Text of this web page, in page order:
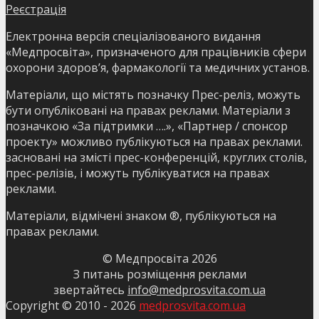
Реєстрація
Електронна версія спеціалізованого видання
«Медпросвіта», призначеного для працівників сфери
охорони здоров’я, фармакології та медичних установ.
Матеріали, що містять позначку Прес-реліз, можуть
бути опубліковані на правах реклами. Матеріали з
позначкою «За підтримки ….», «Партнер / спонсор
проекту» можливо публікуються на правах реклами.
засновані на змісті прес-конференцій, круглих столів,
прес-релізів, і можуть публікуватися на правах
реклами.
Матеріали, відмічені знаком ®, публікуються на
правах реклами.
© Медпросвіта 2026
З питань розміщення реклами
звертайтесь info@medprosvita.com.ua
Copyright © 2010 - 2026 medprosvita.com.ua